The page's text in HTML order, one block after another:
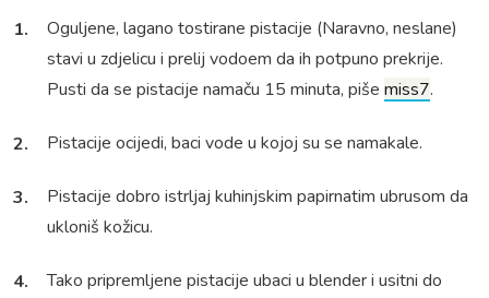
Oguljene, lagano tostirane pistacije (Naravno, neslane)
stavi u zdjelicu i prelij vodoem da ih potpuno prekrije.
Pusti da se pistacije namaču 15 minuta, piše miss7.
Pistacije ocijedi, baci vode u kojoj su se namakale.
Pistacije dobro istrljaj kuhinjskim papirnatim ubrusom da
ukloniš kožicu.
Tako pripremljene pistacije ubaci u blender i usitni do